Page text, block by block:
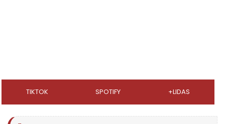
TIKTOK SPOTIFY +LIDAS